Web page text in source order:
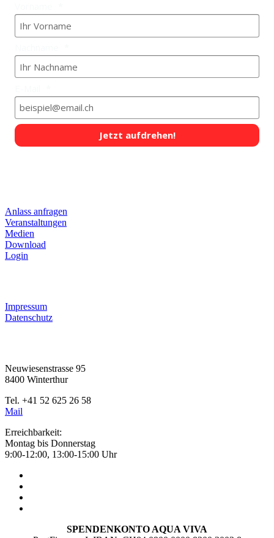
Jetzt aufdrehen!
Anlass anfragen
Veranstaltungen
Medien
Download
Login
Impressum
Datenschutz
Neuwiesenstrasse 95
8400 Winterthur
Tel. +41 52 625 26 58
Mail
Erreichbarkeit:
Montag bis Donnerstag
9:00-12:00, 13:00-15:00 Uhr
SPENDENKONTO AQUA VIVA